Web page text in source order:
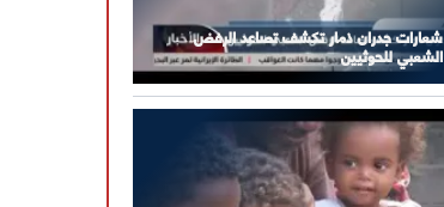
شعارات جدران ذمار تكشف تصاعد الرفض
الشعبي للحوثيين